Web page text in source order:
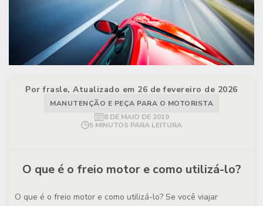
Por frasle, Atualizado em 26 de fevereiro de 2026
MANUTENÇÃO E PEÇA PARA O MOTORISTA
8 DE MAIO DE 2019
5 MINUTOS PARA LEITURA
O que é o freio motor e como utilizá-lo?
O que é o freio motor e como utilizá-lo? Se você viajar